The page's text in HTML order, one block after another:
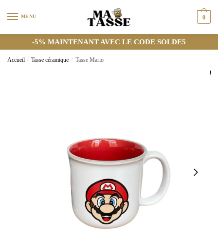
MENU 0
-5% MAINTENANT AVEC LE CODE SOLDE5
Accueil / Tasse céramique / Tasse Mario